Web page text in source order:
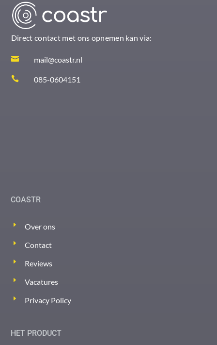
Direct contact met ons opnemen kan via:
 mail@coastr.nl
 085-0604151
COASTR
Over ons
Contact
Reviews
Vacatures
Privacy Policy
HET PRODUCT